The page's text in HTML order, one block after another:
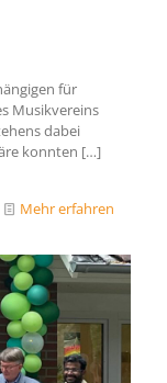
für
Musikvereins
dabei
konnten […]
Mehr erfahren